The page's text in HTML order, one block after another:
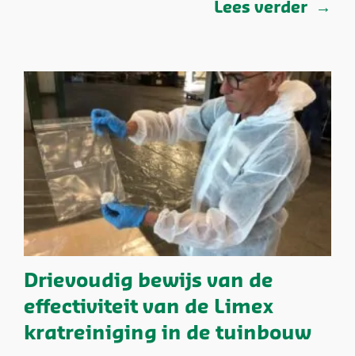
Lees verder
Drievoudig bewijs van de
effectiviteit van de Limex
kratreiniging in de tuinbouw